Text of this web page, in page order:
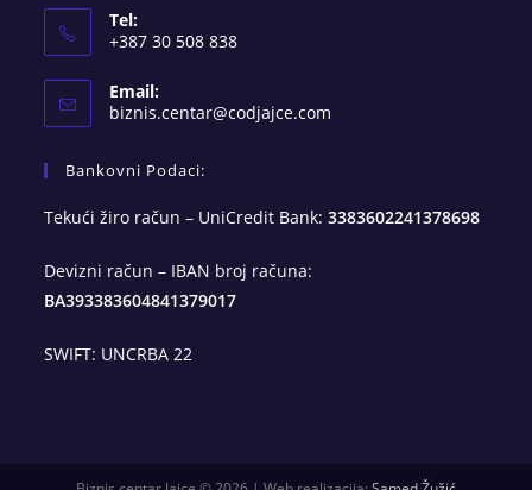
Tel:
+387 30 508 838
Email:
biznis.centar@codjajce.com
Bankovni Podaci:
Tekući žiro račun – UniCredit Bank:3383602241378698
Devizni račun – IBAN broj računa:
BA393383604841379017
SWIFT: UNCRBA 22